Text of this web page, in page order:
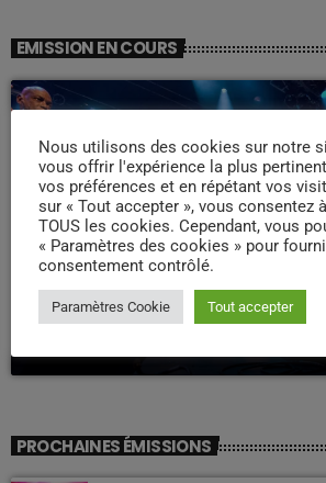
EMISSION EN COURS
WEEK -END COMPAS
Week end Compas Familly
PROCHAINES ÉMISSIONS
Nous utilisons des cookies sur notre
vous offrir l'expérience la plus
vos préférences et en répétant vos
sur « Tout accepter », vous consentez
TOUS les cookies. Cependant, vous
« Paramètres des cookies » pour
consentement contrôlé.
Paramètres Cookie Tout accepter